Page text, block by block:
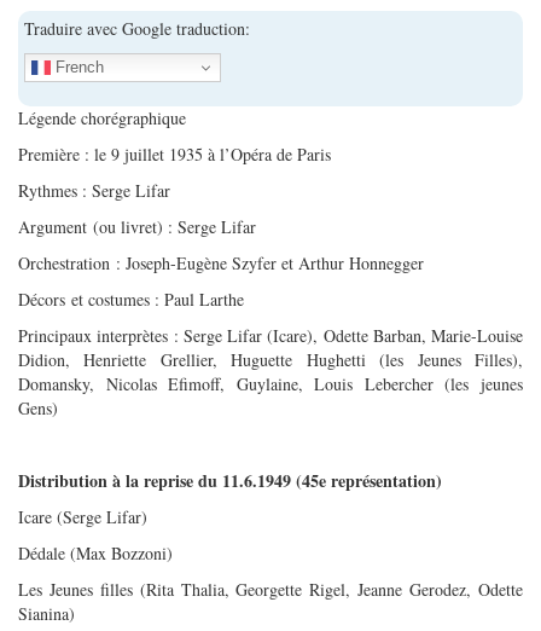
Traduire avec Google traduction:
French
Légende chorégraphique
Première : le 9 juillet 1935 à l’Opéra de Paris
Rythmes : Serge Lifar
Argument (ou livret) : Serge Lifar
Orchestration : Joseph-Eugène Szyfer et Arthur Honnegger
Décors et costumes : Paul Larthe
Principaux interprètes : Serge Lifar (Icare), Odette Barban, Marie-Louise
Didion, Henriette Grellier, Huguette Hughetti (les Jeunes Filles),
Domansky, Nicolas Efimoff, Guylaine, Louis Lebercher (les jeunes
Gens)
Distribution à la reprise du 11.6.1949 (45e représentation)
Icare (Serge Lifar)
Dédale (Max Bozzoni)
Les Jeunes filles (Rita Thalia, Georgette Rigel, Jeanne Gerodez, Odette
Sianina)